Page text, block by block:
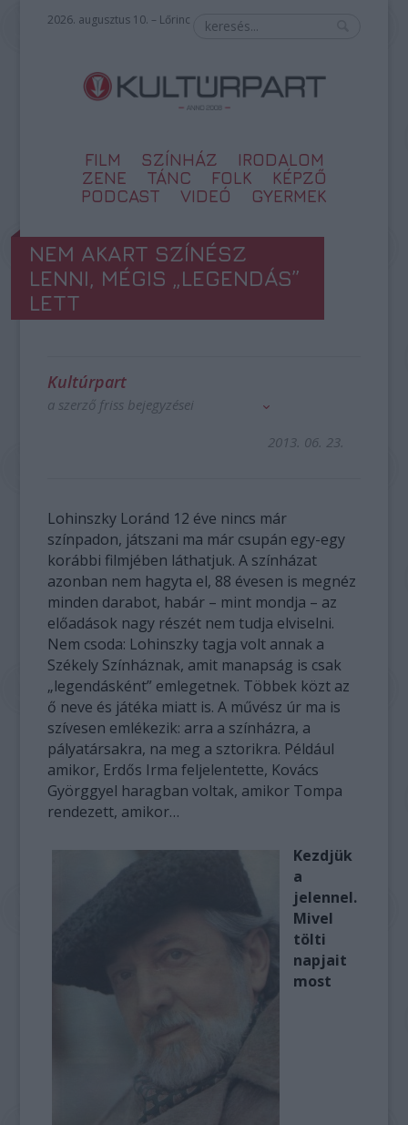
2026. augusztus 10. – Lőrinc
FILM SZÍNHÁZ
IRODALOM
ZENE
TÁNC FOLK
KÉPZŐ
PODCAST
VIDEÓ GYERMEK
NEM AKART SZÍNÉSZ
LENNI, MÉGIS „LEGENDÁS”
LETT
Kultúrpart
a szerző friss bejegyzései
2013. 06. 23.
Lohinszky Loránd 12 éve nincs már
színpadon, játszani ma már csupán egy-egy
korábbi filmjében láthatjuk. A színházat
azonban nem hagyta el, 88 évesen is megnéz
minden darabot, habár – mint mondja – az
előadások nagy részét nem tudja elviselni.
Nem csoda: Lohinszky tagja volt annak a
Székely Színháznak, amit manapság is csak
„legendásként” emlegetnek. Többek közt az
ő neve és játéka miatt is. A művész úr ma is
szívesen emlékezik: arra a színházra, a
pályatársakra, na meg a sztorikra. Például
amikor, Erdős Irma feljelentette, Kovács
Györggyel haragban voltak, amikor Tompa
rendezett, amikor…
Kezdjük
a
jelennel.
Mivel
tölti
napjait
most